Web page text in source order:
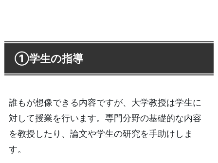
①学生の指導
誰もが想像できる内容ですが、大学教授は学生に
対して授業を行います。専門分野の基礎的な内容
を教授したり、論文や学生の研究を手助けしま
す。